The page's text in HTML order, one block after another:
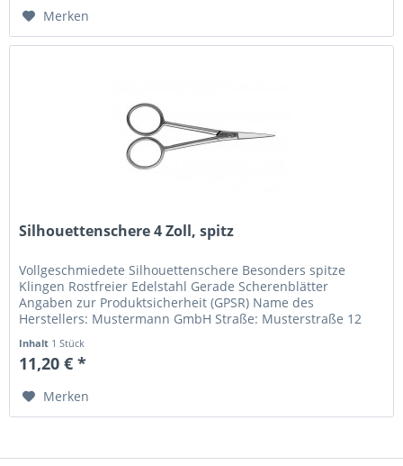
Merken
Silhouettenschere 4 Zoll, spitz
Vollgeschmiedete Silhouettenschere Besonders spitze
Klingen Rostfreier Edelstahl Gerade Scherenblätter
Angaben zur Produktsicherheit (GPSR) Name des
Herstellers: Mustermann GmbH Straße: Musterstraße 12
Inhalt 1 Stück
11,20 € *
Merken